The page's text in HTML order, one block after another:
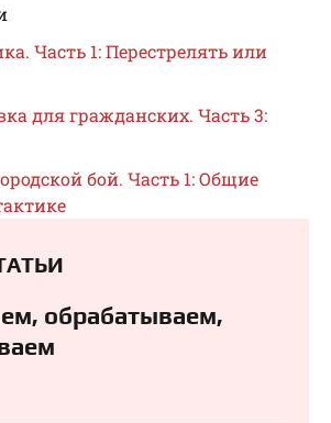
Часть 1: Перестрелять или
для гражданских. Часть 3:
бой. Часть 1: Общие
обрабатываем,